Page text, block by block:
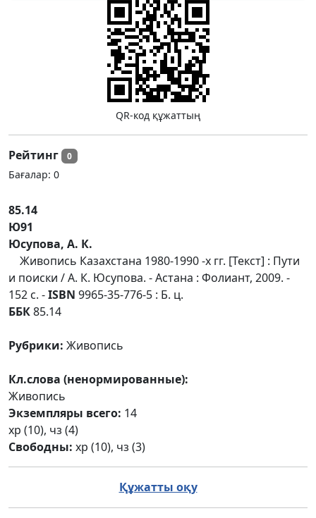
QR-код құжаттың
Рейтинг 0
Бағалар: 0
85.14
Ю91
Юсупова, А. К.
Живопись Казахстана 1980-1990 -х гг. [Текст] : Пути
и поиски / А. К. Юсупова. - Астана : Фолиант, 2009. -
152 с. -ISBN 9965-35-776-5 : Б. ц.
ББК85.14
Рубрики: Живопись
Кл.слова (ненормированные):
Живопись
Экземпляры всего: 14
хр (10), чз (4)
Свободны: хр (10), чз (3)
Құжатты оқу